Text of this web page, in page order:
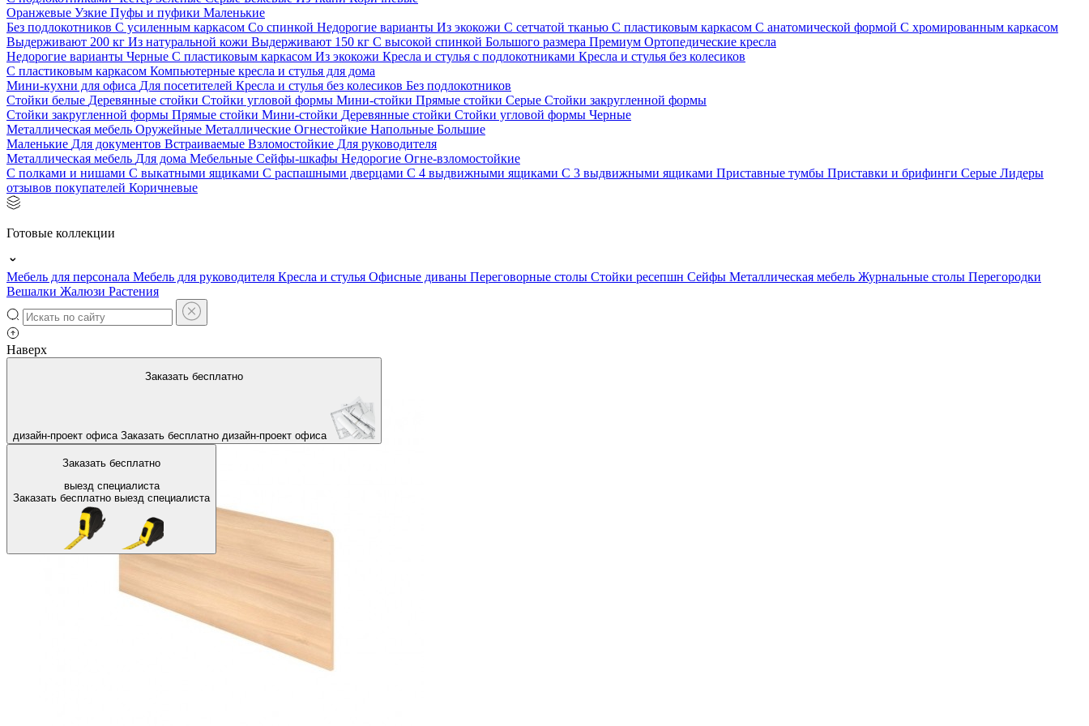
Оранжевые Узкие Пуфы и пуфики Маленькие
Без подлокотников С усиленным каркасом Со спинкой Недорогие варианты Из экокожи С сетчатой тканью С пластиковым каркасом С анатомической формой С хромированным каркасом
Выдерживают 200 кг Из натуральной кожи Выдерживают 150 кг С высокой спинкой Большого размера Премиум Ортопедические кресла
Недорогие варианты Черные С пластиковым каркасом Из экокожи Кресла и стулья с подлокотниками Кресла и стулья без колесиков
С пластиковым каркасом Компьютерные кресла и стулья для дома
Мини-кухни для офиса Для посетителей Кресла и стулья без колесиков Без подлокотников
Стойки белые Деревянные стойки Стойки угловой формы Мини-стойки Прямые стойки Серые Стойки закругленной формы
Стойки закругленной формы Прямые стойки Мини-стойки Деревянные стойки Стойки угловой формы Черные
Металлическая мебель Оружейные Металлические Огнестойкие Напольные Большие
Маленькие Для документов Встраиваемые Взломостойкие Для руководителя
Металлическая мебель Для дома Мебельные Сейфы-шкафы Недорогие Огне-взломостойкие
С полками и нишами С выкатными ящиками С распашными дверцами С 4 выдвижными ящиками С 3 выдвижными ящиками Приставные тумбы Приставки и брифинги Серые Лидеры
отзывов покупателей Коричневые
Готовые коллекции
Мебель для персонала Мебель для руководителя Кресла и стулья Офисные диваны Переговорные столы Стойки ресепшн Сейфы Металлическая мебель Журнальные столы Перегородки
Вешалки Жалюзи Растения
Наверх
Заказать бесплатно
дизайн-проект офиса Заказать бесплатно дизайн-проект офиса
Заказать бесплатно
выезд специалиста
Заказать бесплатно выезд специалиста
На главную